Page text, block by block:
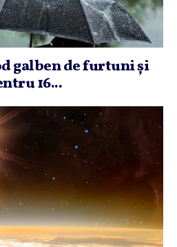
galben de furtuni şi
16...